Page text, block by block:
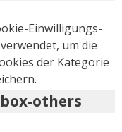
Einwilligungs-
um die
der Kategorie
others